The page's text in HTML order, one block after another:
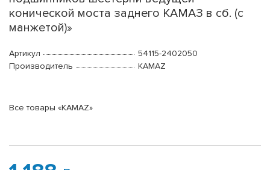
конической моста заднего КАМАЗ в сб. (с
манжетой)»
Артикул
54115-2402050
Производитель
KAMAZ
Все товары «KAMAZ»